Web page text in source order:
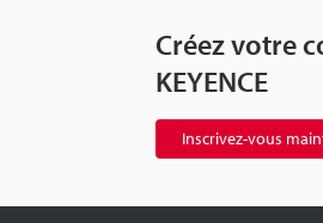
Créez votre
KEYENCE
Inscrivez-vous